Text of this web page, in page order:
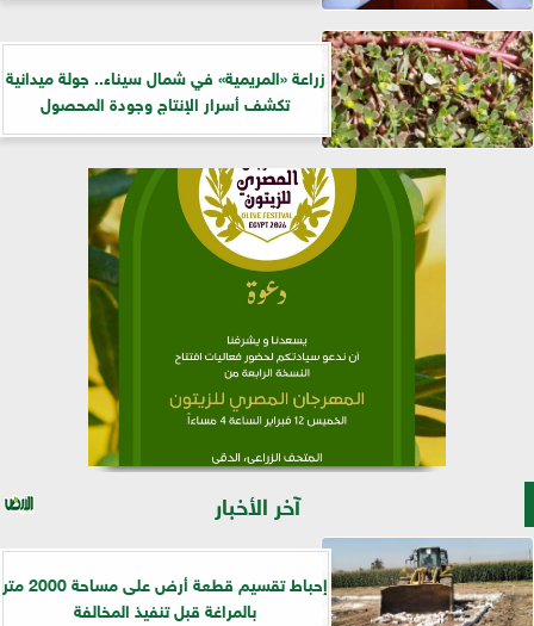
زراعة «المريمية» في شمال سيناء.. جولة ميدانية
تكشف أسرار الإنتاج وجودة المحصول
آخر الأخبار
إحباط تقسيم قطعة أرض على مساحة 2000 متر
بالمراغة قبل تنفيذ المخالفة